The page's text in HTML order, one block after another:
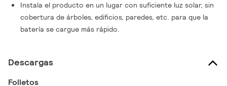
Instala el producto en un lugar con suficiente luz solar, sin
cobertura de árboles, edificios, paredes, etc. para que la
batería se cargue más rápido.
Descargas
Folletos